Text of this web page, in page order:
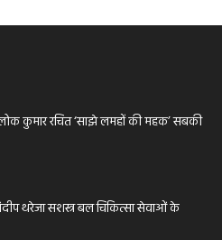
कुमार रचित ‘साझे लमहों की महक’ सबकी
थरेजा सशस्त्र बल चिकित्सा सेवाओं के